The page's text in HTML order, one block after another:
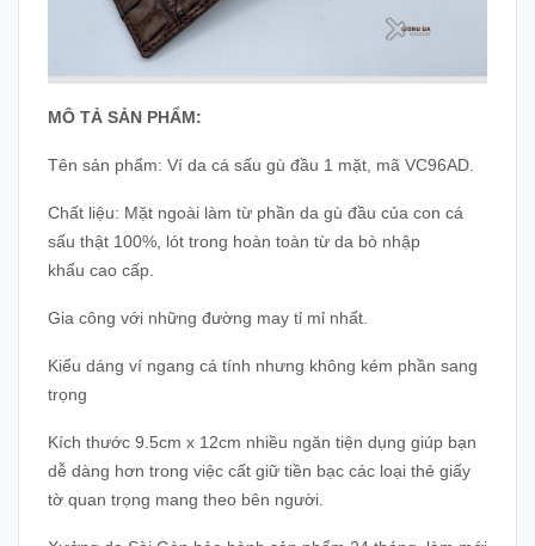
MÔ TẢ SẢN PHẨM:
Tên sản phẩm: Ví da cá sấu gù đầu 1 mặt, mã VC96AD.
Chất liệu: Mặt ngoài làm từ phần da gù đầu của con cá
sấu thật 100%, lót trong hoàn toàn từ da bò nhập
khẩu cao cấp.
Gia công với những đường may tỉ mỉ nhất.
Kiểu dáng ví ngang cá tính nhưng không kém phần sang
trọng
Kích thước 9.5cm x 12cm nhiều ngăn tiện dụng giúp bạn
dễ dàng hơn trong việc cất giữ tiền bạc các loại thẻ giấy
tờ quan trọng mang theo bên người.